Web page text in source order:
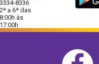
3334-8336
2ª a 6ª das
8:00h às
17:00h